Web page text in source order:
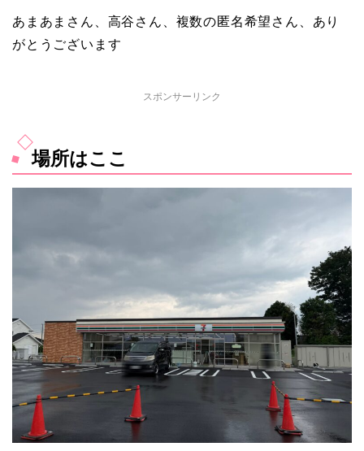
あまあまさん、高谷さん、複数の匿名希望さん、あり
がとうございます
スポンサーリンク
場所はここ